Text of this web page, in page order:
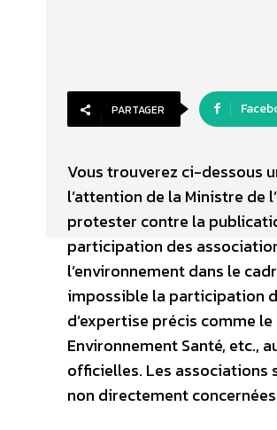
PARTAGER
Vous trouverez ci-dessous
l’attention de la Ministre de
protester contre la
participation des
l’environnement dans le
impossible la participation
d’expertise précis comme le
Environnement Santé, etc.,
officielles. Les associations
non directement